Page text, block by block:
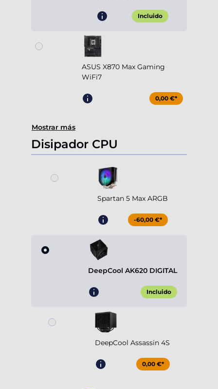
Incluido
ASUS X870 Max Gaming
WiFi7
0,00 €*
Mostrar más
Disipador CPU
Spartan 5 Max ARGB
-60,00 €*
DeepCool AK620 DIGITAL
Incluido
DeepCool Assassin 4S
0,00 €*